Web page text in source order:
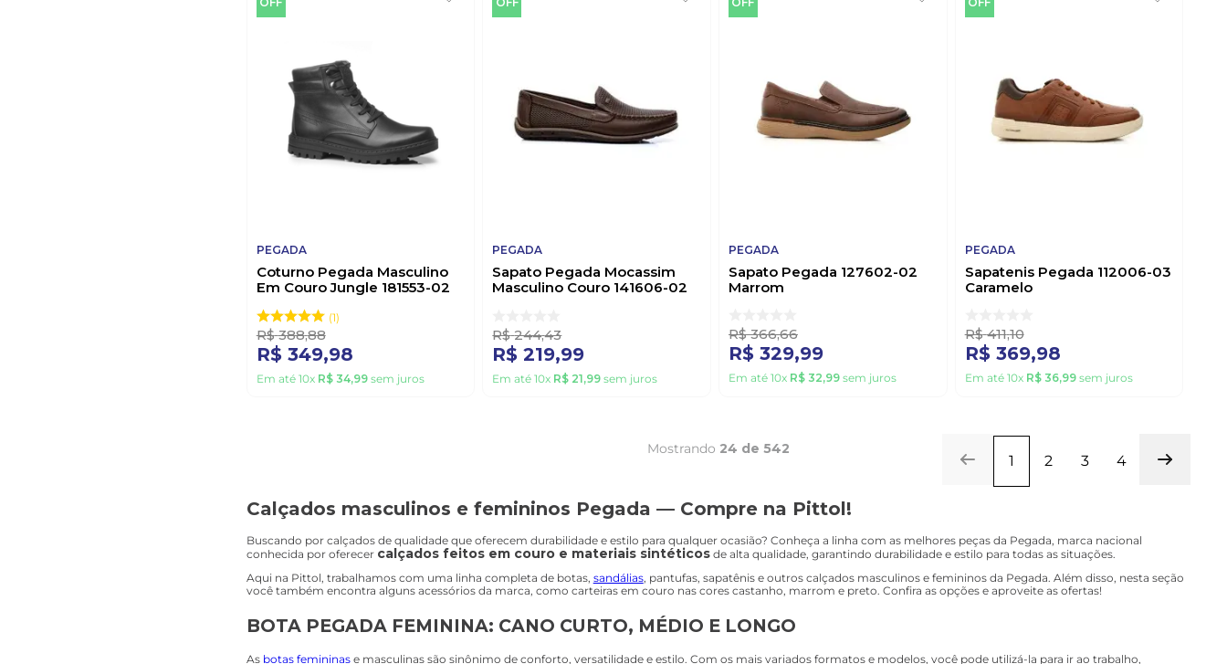
PEGADA
Coturno Pegada Masculino
Em Couro Jungle 181553-02
1
R$ 388,88
R$ 349,98
Em até 10x R$ 34,99sem juros
PEGADA
Sapato Pegada Mocassim
Masculino Couro 141606-02
R$ 244,43
R$ 219,99
Em até10x R$ 21,99 sem juros
PEGADA
Sapato Pegada 127602-02
Marrom
R$ 366,66
R$ 329,99
Em até 10x R$ 32,99sem juros
PEGADA
Sapatenis Pegada 112006-03
Caramelo
R$ 411,10
R$ 369,98
Em até 10x R$ 36,99sem juros
Mostrando 24 de 542
1 2 3 4
Calçados masculinos e femininos Pegada — Compre na Pittol!
Buscando por calçados de qualidade que oferecem durabilidade e estilo para qualquer ocasião? Conheça a linha com as melhores peças da Pegada, marca nacional
conhecida por oferecer calçados feitos em couro e materiais sintéticosde alta qualidade, garantindo durabilidade e estilo para todas as situações.
Aqui na Pittol, trabalhamos com uma linha completa de botas, sandálias, pantufas, sapatênis e outros calçados masculinos e femininos da Pegada. Além disso, nesta seção
você também encontra alguns acessórios da marca, como carteiras em couro nas cores castanho, marrom e preto. Confira as opções e aproveite as ofertas!
BOTA PEGADA FEMININA: CANO CURTO, MÉDIO E LONGO
As botas femininase masculinas são sinônimo de conforto, versatilidade e estilo. Com os mais variados formatos e modelos, você pode utilizá-la para ir ao trabalho,